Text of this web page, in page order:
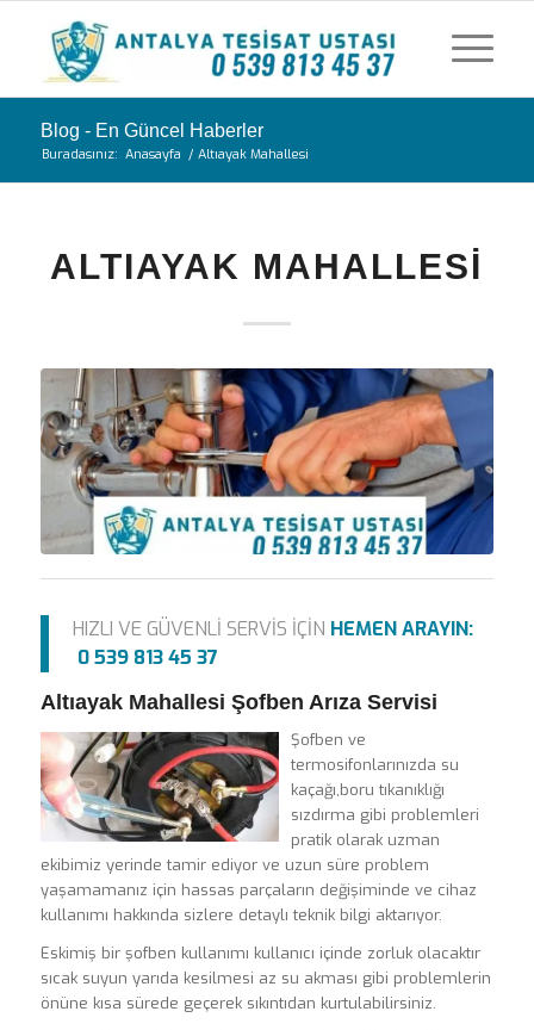
Blog - En Güncel Haberler
Buradasınız: Anasayfa / Altıayak Mahallesi
ALTIAYAK MAHALLESI
HIZLI VE GÜVENLİ SERVİS İÇİN HEMEN ARAYIN:
0 539 813 45 37
Altıayak Mahallesi Şofben Arıza Servisi
Şofben ve
termosifonlarınızda su
kaçağı,boru tıkanıklığı
sızdırma gibi problemleri
pratik olarak uzman
ekibimiz yerinde tamir ediyor ve uzun süre problem
yaşamamanız için hassas parçaların değişiminde ve cihaz
kullanımı hakkında sizlere detaylı teknik bilgi aktarıyor.
Eskimiş bir şofben kullanımı kullanıcı içinde zorluk olacaktır
sıcak suyun yarıda kesilmesi az su akması gibi problemlerin
önüne kısa sürede geçerek sıkıntıdan kurtulabilirsiniz.